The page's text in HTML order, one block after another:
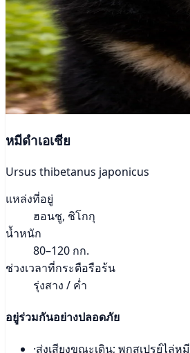
หมีดำเอเชีย
Ursus thibetanus japonicus
แหล่งที่อยู่
ฮอนชู, ชิโกกุ
น้ำหนัก
80–120 กก.
ช่วงเวลาที่กระตือรือร้น
รุ่งสาง / ค่ำ
อยู่ร่วมกันอย่างปลอดภัย
·ส่งเสียงขณะเดิน; พกสเปรย์ไล่หมี